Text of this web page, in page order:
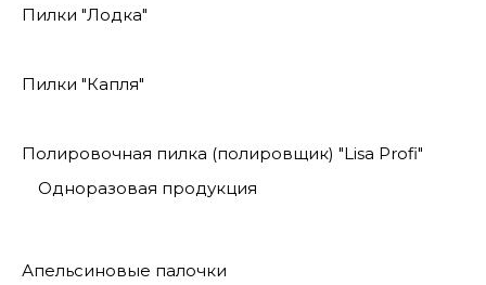
Пилки "Лодка"
Пилки "Капля"
Полировочная пилка (полировщик) "Lisa Profi"
Одноразовая продукция
Апельсиновые палочки